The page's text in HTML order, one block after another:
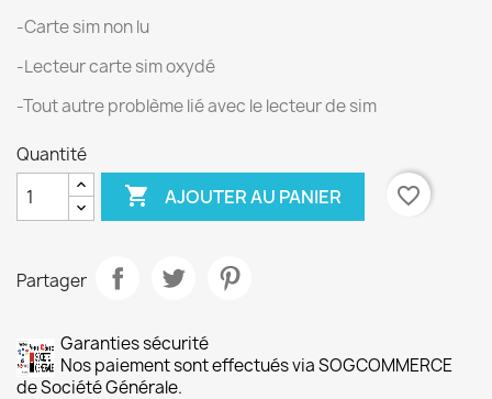
-Carte sim non lu
-Lecteur carte sim oxydé
-Tout autre problème lié avec le lecteur de sim
Quantité
 AJOUTER AU PANIER favorite_border
Partager
Garanties sécurité
Nos paiement sont effectués via SOGCOMMERCE
de Société Générale.